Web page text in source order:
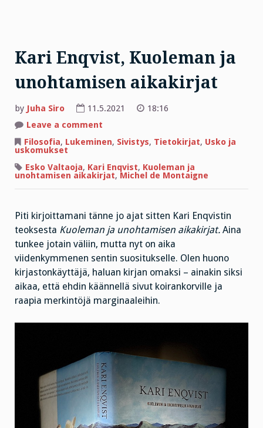
Kari Enqvist, Kuoleman ja
unohtamisen aikakirjat
by Juha Siro 11.5.2021
18:16
Leave a comment
Enqvist,
Kuoleman
unohtamisen
aikakirjat
Filosofia, Lukeminen, Sivistys, Tietokirjat, Usko ja
uskomukset
Esko Valtaoja, Kari Enqvist, Kuoleman ja
unohtamisen aikakirjat, Michel de Montaigne
Piti kirjoittamani tänne jo ajat sitten Kari Enqvistin
teoksesta Kuoleman ja unohtamisen aikakirjat. Aina
tunkee jotain väliin, mutta nyt on aika
viidenkymmenen sentin suositukselle. Olen huono
kirjastonkäyttäjä, haluan kirjan omaksi – ainakin siksi
aikaa, että ehdin käännellä sivut koirankorville ja
raapia merkintöjä marginaaleihin.